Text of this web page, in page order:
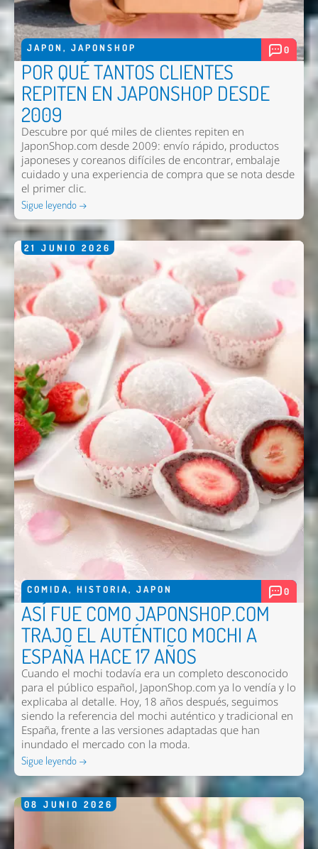
JAPON , JAPONSHOP 0
POR QUÉ TANTOS CLIENTES
REPITEN EN JAPONSHOP DESDE
2009
Descubre por qué miles de clientes repiten en
JaponShop.com desde 2009: envío rápido, productos
japoneses y coreanos difíciles de encontrar, embalaje
cuidado y una experiencia de compra que se nota desde
el primer clic.
Sigue leyendo →
21 JUNIO 2026
COMIDA, HISTORIA, JAPON 0
ASÍ FUE COMO JAPONSHOP.COM
TRAJO EL AUTÉNTICO MOCHI A
ESPAÑA HACE 17 AÑOS
Cuando el mochi todavía era un completo desconocido
para el público español, JaponShop.com ya lo vendía y lo
explicaba al detalle. Hoy, 18 años después, seguimos
siendo la referencia del mochi auténtico y tradicional en
España, frente a las versiones adaptadas que han
inundado el mercado con la moda.
Sigue leyendo →
08 JUNIO 2026
Comentario *
Enviar